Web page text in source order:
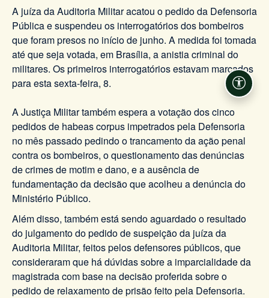
A juíza da Auditoria Militar acatou o pedido da Defensoria
Pública e suspendeu os interrogatórios dos bombeiros
que foram presos no início de junho. A medida foi tomada
até que seja votada, em Brasília, a anistia criminal do
militares. Os primeiros interrogatórios estavam marcados
para esta sexta-feira, 8.
A Justiça Militar também espera a votação dos cinco
pedidos de habeas corpus impetrados pela Defensoria
no mês passado pedindo o trancamento da ação penal
contra os bombeiros, o questionamento das denúncias
de crimes de motim e dano, e a ausência de
fundamentação da decisão que acolheu a denúncia do
Ministério Público.
Além disso, também está sendo aguardado o resultado
do julgamento do pedido de suspeição da juíza da
Auditoria Militar, feitos pelos defensores públicos, que
consideraram que há dúvidas sobre a imparcialidade da
magistrada com base na decisão proferida sobre o
pedido de relaxamento de prisão feito pela Defensoria.